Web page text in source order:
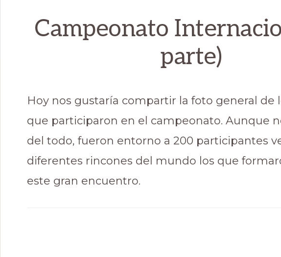
Campeonato
parte)
Hoy nos gustaría compartir la foto general de
que participaron en el campeonato. Aunque
del todo, fueron entorno a 200 participantes
diferentes rincones del mundo los que
este gran encuentro.